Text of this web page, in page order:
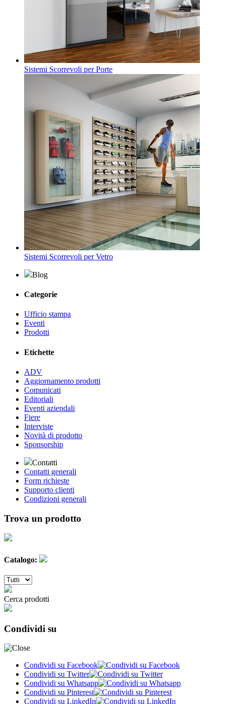
Sistemi Scorrevoli per Porte
Sistemi Scorrevoli per Vetro
Blog
Categorie
Ufficio stampa
Eventi
Prodotti
Etichette
ADV
Aggiornamento prodotti
Comunicati
Editoriali
Eventi aziendali
Fiere
Interviste
Novità di prodotto
Sponsorship
Contatti
Contatti generali
Form richieste
Supporto clienti
Condizioni generali
Trova un prodotto
Catalogo:
Cerca prodotti
Condividi su
Condividi su Facebook
Condividi su Twitter
Condividi su Whatsapp
Condividi su Pinterest
Condividi su LinkedIn